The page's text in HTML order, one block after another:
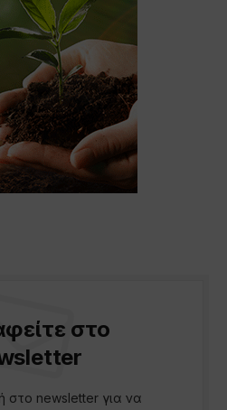
στο
στο newsletter για να